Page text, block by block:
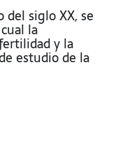
del siglo XX, se
la
y la
estudio de la
modo, los
de
Las
de la